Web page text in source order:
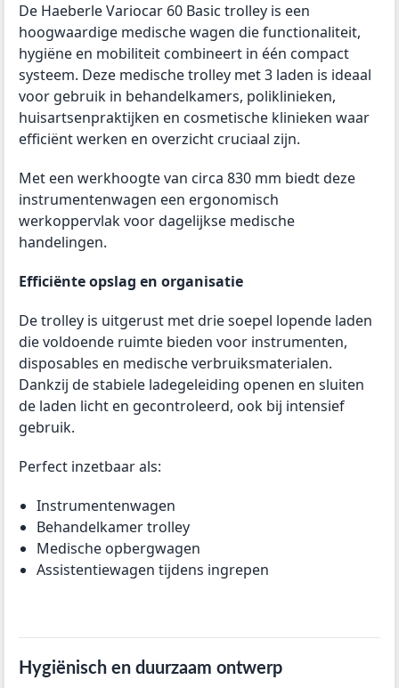
De Haeberle Variocar 60 Basic trolley is een
hoogwaardige medische wagen die functionaliteit,
hygiëne en mobiliteit combineert in één compact
systeem. Deze medische trolley met 3 laden is ideaal
voor gebruik in behandelkamers, poliklinieken,
huisartsenpraktijken en cosmetische klinieken waar
efficiënt werken en overzicht cruciaal zijn.
Met een werkhoogte van circa 830 mm biedt deze
instrumentenwagen een ergonomisch
werkoppervlak voor dagelijkse medische
handelingen.
Efficiënte opslag en organisatie
De trolley is uitgerust met drie soepel lopende laden
die voldoende ruimte bieden voor instrumenten,
disposables en medische verbruiksmaterialen.
Dankzij de stabiele ladegeleiding openen en sluiten
de laden licht en gecontroleerd, ook bij intensief
gebruik.
Perfect inzetbaar als:
Instrumentenwagen
Behandelkamer trolley
Medische opbergwagen
Assistentiewagen tijdens ingrepen
Hygiënisch en duurzaam ontwerp